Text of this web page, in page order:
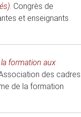
. Congrès de
et enseignants
la formation aux
des cadres
de la formation